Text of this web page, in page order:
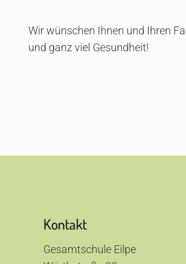
Wir wünschen Ihnen und Ihren
und ganz viel Gesundheit!
Kontakt
Gesamtschule Eilpe